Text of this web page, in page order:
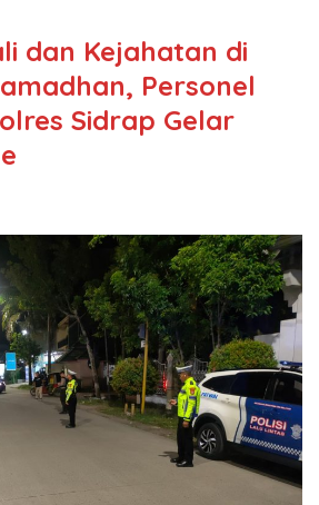
dan Kejahatan di
Personel
Sidrap Gelar